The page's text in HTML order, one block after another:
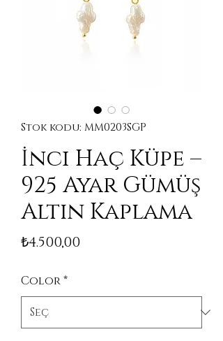
Stok kodu: MM0203SGP
İnci Haç Küpe –
925 Ayar Gümüş
Altın Kaplama
₺4.500,00Fiyat
Color*